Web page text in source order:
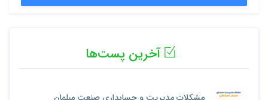
آخرین پست‌ها